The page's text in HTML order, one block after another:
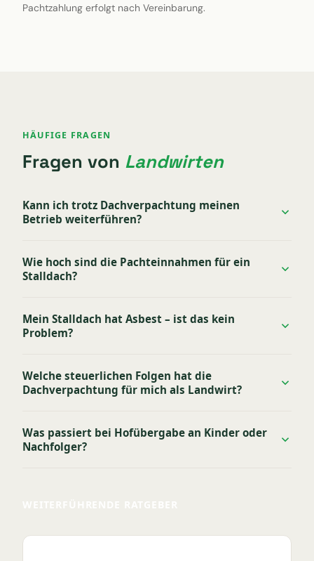
Pachtzahlung erfolgt nach Vereinbarung.
HÄUFIGE FRAGEN
Fragen von Landwirten
Kann ich trotz Dachverpachtung meinen
Betrieb weiterführen?
Wie hoch sind die Pachteinnahmen für ein
Stalldach?
Mein Stalldach hat Asbest – ist das kein
Problem?
Welche steuerlichen Folgen hat die
Dachverpachtung für mich als Landwirt?
Was passiert bei Hofübergabe an Kinder oder
Nachfolger?